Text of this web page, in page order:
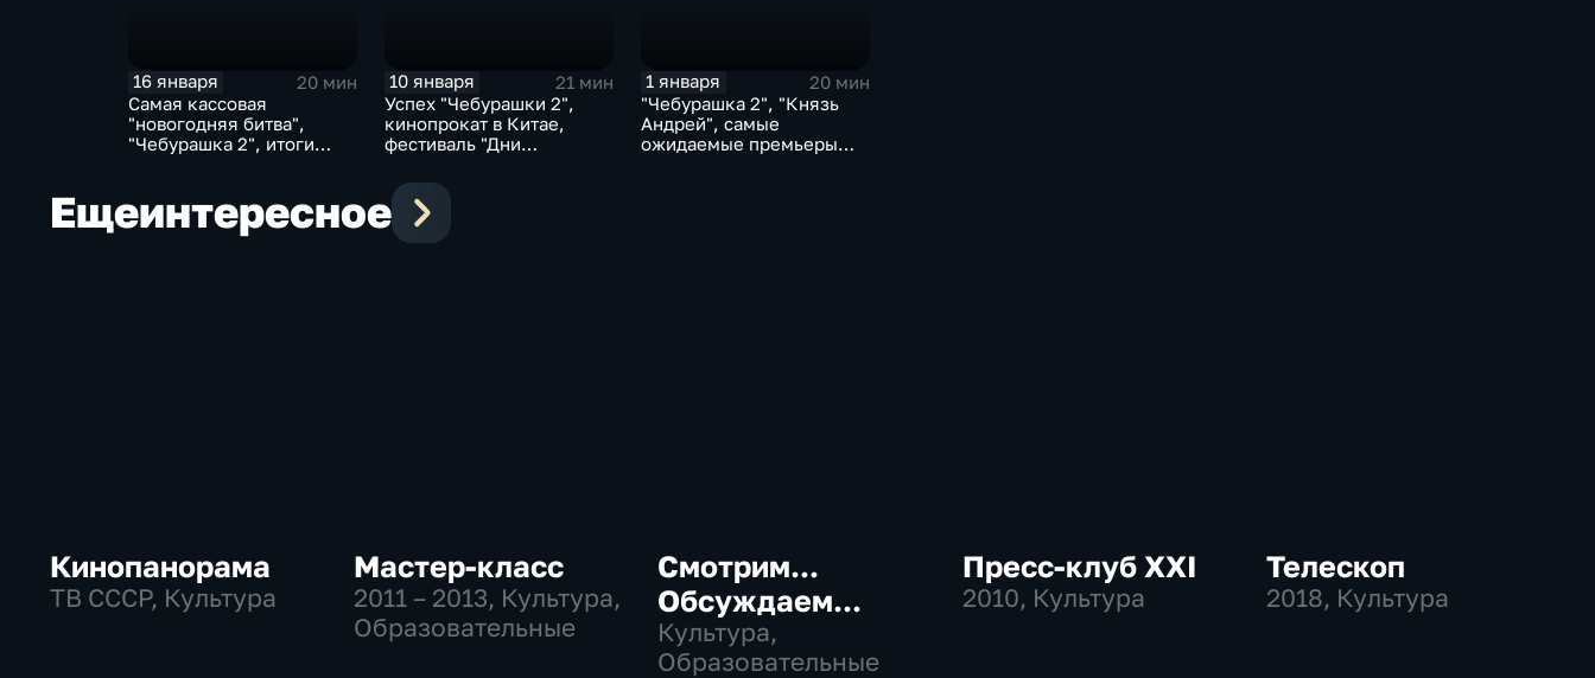
16 января
20 мин
Самая кассовая
"новогодняя битва",
"Чебурашка 2", итоги
10 января
21 мин
Успех "Чебурашки 2",
кинопрокат в Китае,
фестиваль "Дни
кино"
1 января
20 мин
"Чебурашка 2", "Князь
Андрей", самые
ожидаемые премьеры
Ещеинтересное
Кинопанорама
ТВ СССР, Культура
Мастер-класс
2011 – 2013, Культура,
Образовательные
Смотрим...
Обсуждаем...
Культура,
Образовательные
Пресс-клуб ХХI
2010, Культура
Телескоп
2018, Культура